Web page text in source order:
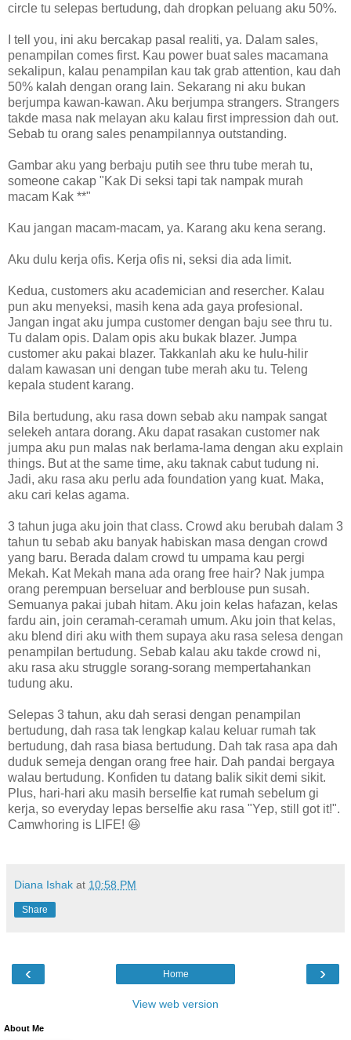
circle tu selepas bertudung, dah dropkan peluang aku 50%.
I tell you, ini aku bercakap pasal realiti, ya. Dalam sales,
penampilan comes first. Kau power buat sales macamana
sekalipun, kalau penampilan kau tak grab attention, kau dah
50% kalah dengan orang lain. Sekarang ni aku bukan
berjumpa kawan-kawan. Aku berjumpa strangers. Strangers
takde masa nak melayan aku kalau first impression dah out.
Sebab tu orang sales penampilannya outstanding.
Gambar aku yang berbaju putih see thru tube merah tu,
someone cakap "Kak Di seksi tapi tak nampak murah
macam Kak **"
Kau jangan macam-macam, ya. Karang aku kena serang.
Aku dulu kerja ofis. Kerja ofis ni, seksi dia ada limit.
Kedua, customers aku academician and resercher. Kalau
pun aku menyeksi, masih kena ada gaya profesional.
Jangan ingat aku jumpa customer dengan baju see thru tu.
Tu dalam opis. Dalam opis aku bukak blazer. Jumpa
customer aku pakai blazer. Takkanlah aku ke hulu-hilir
dalam kawasan uni dengan tube merah aku tu. Teleng
kepala student karang.
Bila bertudung, aku rasa down sebab aku nampak sangat
selekeh antara dorang. Aku dapat rasakan customer nak
jumpa aku pun malas nak berlama-lama dengan aku explain
things. But at the same time, aku taknak cabut tudung ni.
Jadi, aku rasa aku perlu ada foundation yang kuat. Maka,
aku cari kelas agama.
3 tahun juga aku join that class. Crowd aku berubah dalam 3
tahun tu sebab aku banyak habiskan masa dengan crowd
yang baru. Berada dalam crowd tu umpama kau pergi
Mekah. Kat Mekah mana ada orang free hair? Nak jumpa
orang perempuan berseluar and berblouse pun susah.
Semuanya pakai jubah hitam. Aku join kelas hafazan, kelas
fardu ain, join ceramah-ceramah umum. Aku join that kelas,
aku blend diri aku with them supaya aku rasa selesa dengan
penampilan bertudung. Sebab kalau aku takde crowd ni,
aku rasa aku struggle sorang-sorang mempertahankan
tudung aku.
Selepas 3 tahun, aku dah serasi dengan penampilan
bertudung, dah rasa tak lengkap kalau keluar rumah tak
bertudung, dah rasa biasa bertudung. Dah tak rasa apa dah
duduk semeja dengan orang free hair. Dah pandai bergaya
walau bertudung. Konfiden tu datang balik sikit demi sikit.
Plus, hari-hari aku masih berselfie kat rumah sebelum gi
kerja, so everyday lepas berselfie aku rasa "Yep, still got it!".
Camwhoring is LIFE! 😆
Diana Ishak at 10:58 PM
Share
‹ ›
Home
View web version
About Me